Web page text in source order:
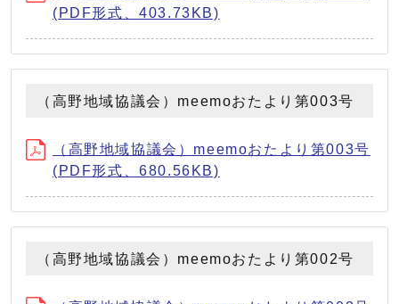
(PDF形式、403.73KB)
（高野地域協議会）meemoおたより第003号
（高野地域協議会）meemoおたより第003号
(PDF形式、680.56KB)
（高野地域協議会）meemoおたより第002号